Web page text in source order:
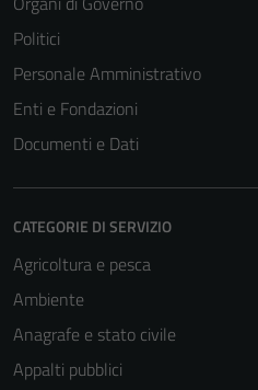
Politici
Personale Amministrativo
Enti e Fondazioni
Documenti e Dati
CATEGORIE DI SERVIZIO
Agricoltura e pesca
Ambiente
Anagrafe e stato civile
Appalti pubblici